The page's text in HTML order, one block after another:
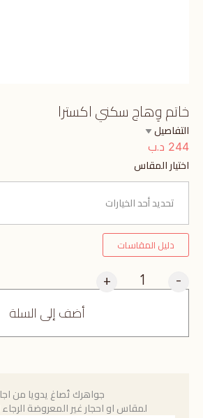
خاتم وِهاج سكني اكسترا
التفاصيل
244 د.ب
اختيار المقاس
دليل المقاسات
-
+
أضف إلى السلة
جواهرك تُصاغ يدويا من
لمقاس او احجار غير المعروضة الرجاء